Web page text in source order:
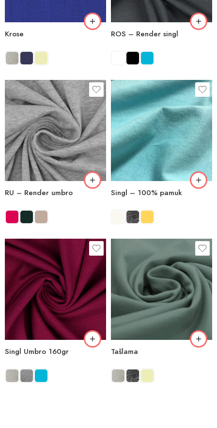
Krose ROS – Render singl
RU – Render umbro Singl – 100% pamuk
Singl Umbro 160gr Tašlama